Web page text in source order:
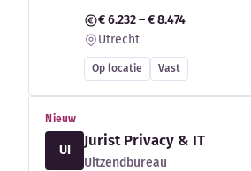
€ 6.232 – € 8.474
Utrecht
Op locatie Vast
Nieuw
UI
Jurist Privacy & IT
Uitzendbureau